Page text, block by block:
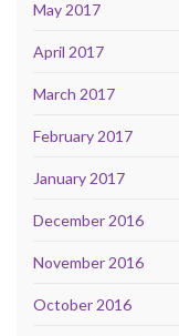
May 2017
April 2017
March 2017
February 2017
January 2017
December 2016
November 2016
October 2016